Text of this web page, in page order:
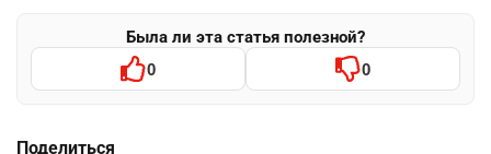
Была ли эта статья полезной?
0 0
Поделиться